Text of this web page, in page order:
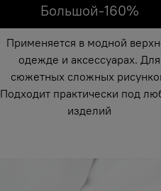
Большой-160%
Применяется в модной
одежде и аксессуарах. Для
сюжетных сложных
Подходит практически под
изделий